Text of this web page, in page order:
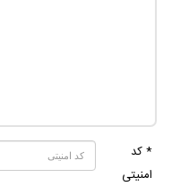
* کد
امنیتی